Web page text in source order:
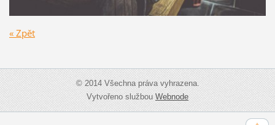
« Zpět
© 2014 Všechna práva vyhrazena.
Vytvořeno službouWebnode